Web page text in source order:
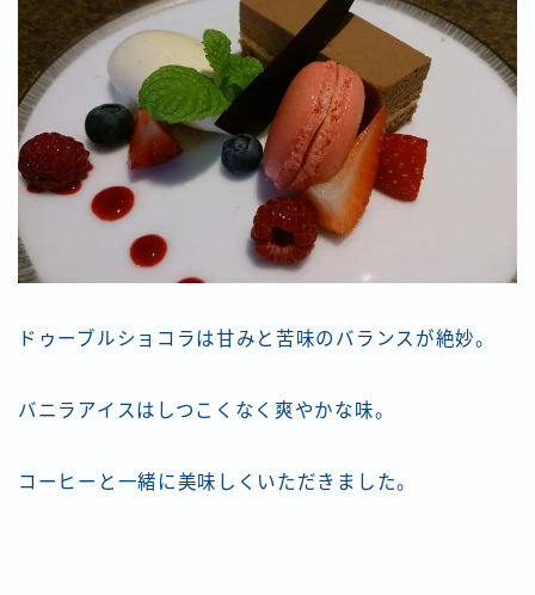
ドゥーブルショコラは甘みと苦味のバランスが絶妙。
バニラアイスはしつこくなく爽やかな味。
コーヒーと一緒に美味しくいただきました。